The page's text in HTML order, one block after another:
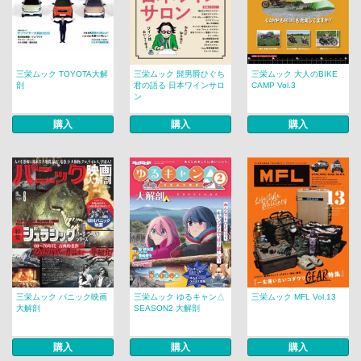
三栄ムック TOYOTA大解
剖
購入
三栄ムック 髭男爵ひぐち
君の語る 日本ワインサロ
ン
購入
三栄ムック 大人のBIKE
CAMP Vol.3
購入
三栄ムック パニック映画
大解剖
購入
三栄ムック ゆるキャン△
SEASON2 大解剖
購入
三栄ムック MFL Vol.13
購入